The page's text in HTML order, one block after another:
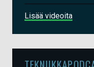
Lisää videoita